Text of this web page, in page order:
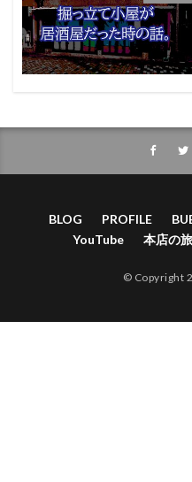
BLOG PROFILE
YouTube
本店の旅
© Copyright